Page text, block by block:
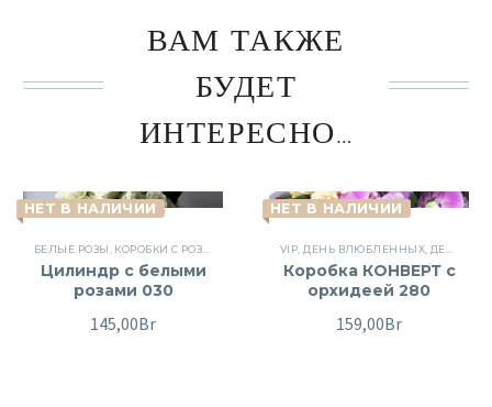
ВАМ ТАКЖЕ
БУДЕТ
ИНТЕРЕСНО…
НЕТ В НАЛИЧИИ
БЕЛЫЕ РОЗЫ , КОРОБКИ С РОЗАМИ ПИОНОВИДНЫЕ РОЗЫ ,РОЗЫ, ЦВЕТЫ,ЦВЕТЫ
Цилиндр с белыми
розами 030
145,00Br
НЕТ В НАЛИЧИИ
VIP,ДЕНЬ ВЛЮБЛЕННЫХ, ДЕНЬ РОЖДЕНИЯ
Коробка КОНВЕРТ с
орхидеей 280
159,00Br